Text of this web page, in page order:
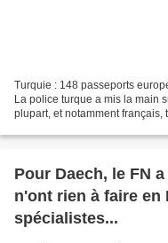
Turquie : 148 passeports
La police turque a mis la main
plupart, et notamment
Pour Daech, le FN
n'ont rien à faire en France.
spécialistes...